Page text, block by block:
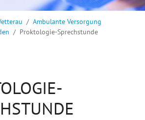
Ambulante Versorgung
Proktologie-Sprechstunde